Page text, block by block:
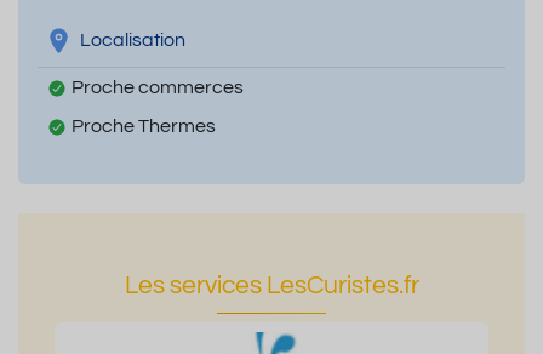
Localisation
Proche commerces
Proche Thermes
Les services LesCuristes.fr